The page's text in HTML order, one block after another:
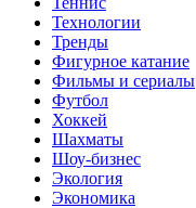
Технологии
Тренды
Фигурное катание
Фильмы и сериалы
Футбол
Хоккей
Шахматы
Шоу-бизнес
Экология
Экономика